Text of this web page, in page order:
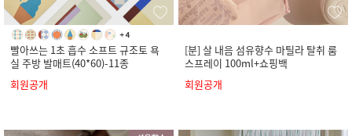
빨아쓰는 1초 흡수 소프트 규조토 욕
실 주방 발매트(40*60)-11종
회원공개
[분] 살 내음 섬유향수 마틸라 탈취 룸
스프레이 100ml+쇼핑백
회원공개